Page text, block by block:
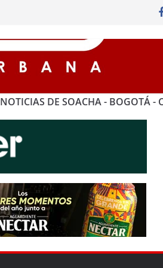
NOTICIAS DE SOACHA - BOGOTÁ -